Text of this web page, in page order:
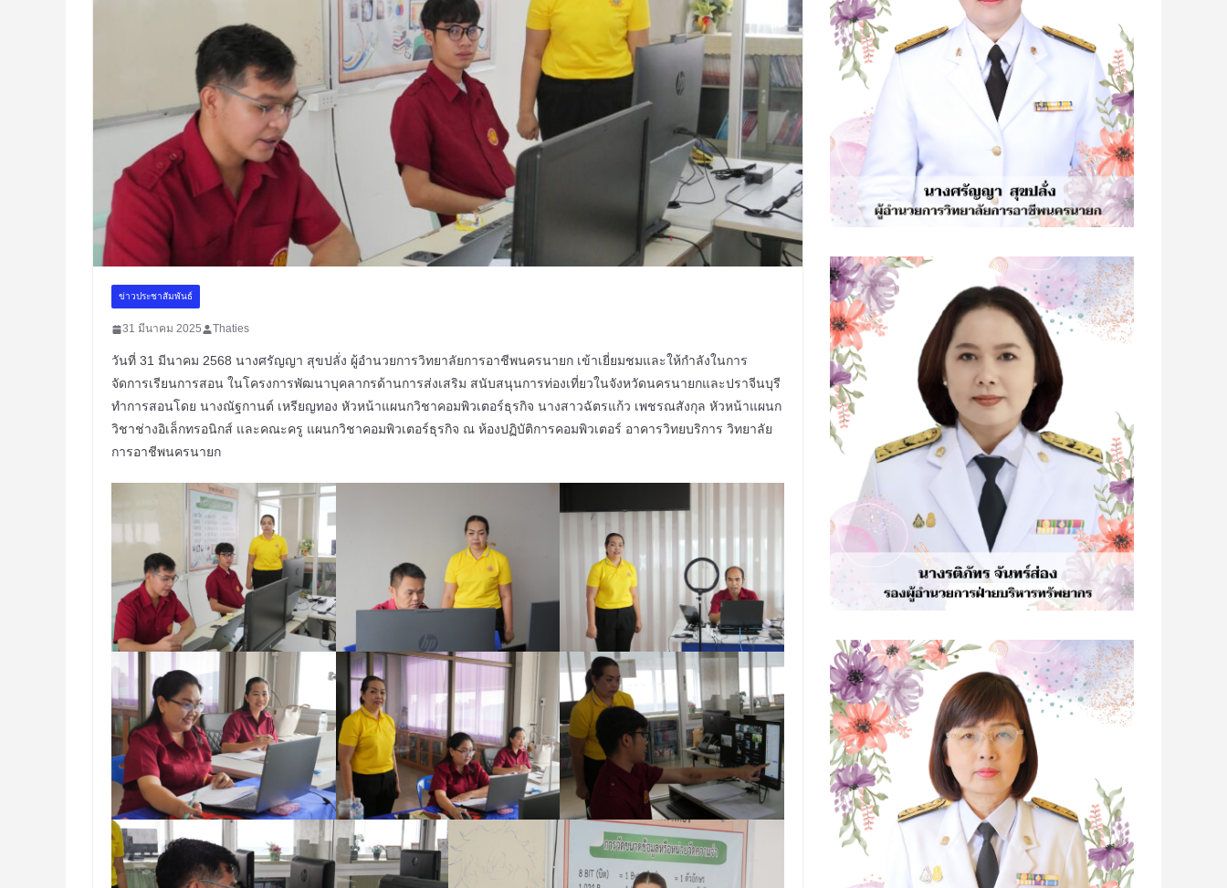
ข่าวประชาสัมพันธ์
31 มีนาคม 2025 Thaties
วันที่ 31 มีนาคม 2568 นางศรัญญา สุขปลั่ง ผู้อำนวยการวิทยาลัยการอาชีพนครนายก เข้าเยี่ยมชมและให้กำลังในการ
จัดการเรียนการสอน ในโครงการพัฒนาบุคลากรด้านการส่งเสริม สนับสนุนการท่องเที่ยวในจังหวัดนครนายกและปราจีนบุรี
ทำการสอนโดย นางณัฐกานต์ เหรียญทอง หัวหน้าแผนกวิชาคอมพิวเตอร์ธุรกิจ นางสาวฉัตรแก้ว เพชรณสังกุล หัวหน้าแผนก
วิชาช่างอิเล็กทรอนิกส์ และคณะครู แผนกวิชาคอมพิวเตอร์ธุรกิจ ณ ห้องปฏิบัติการคอมพิวเตอร์ อาคารวิทยบริการ วิทยาลัย
การอาชีพนครนายก